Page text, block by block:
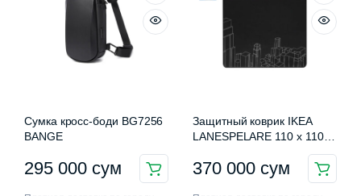
Сумка кросс-боди BG7256
BANGE
295 000 сум
Защитный коврик IKEA
LANESPELARE 110 x 110
370 000 сум